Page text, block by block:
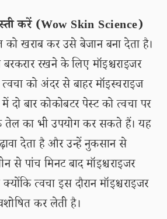
करें (Wow Skin Science)
को खराब कर उसे बेजान बना देता है।
रखने के लिए मॉइश्चराइजर
को अंदर से बाहर मॉइस्चराइज
बार कोकोबटर पेस्ट को त्वचा पर
का भी उपयोग कर सकते हैं। यह
देता है और उन्हें नुकसान से
से पांच मिनट बाद मॉइश्चराइजर
त्वचा इस दौरान मॉइश्चराइजर
कर लेती है।